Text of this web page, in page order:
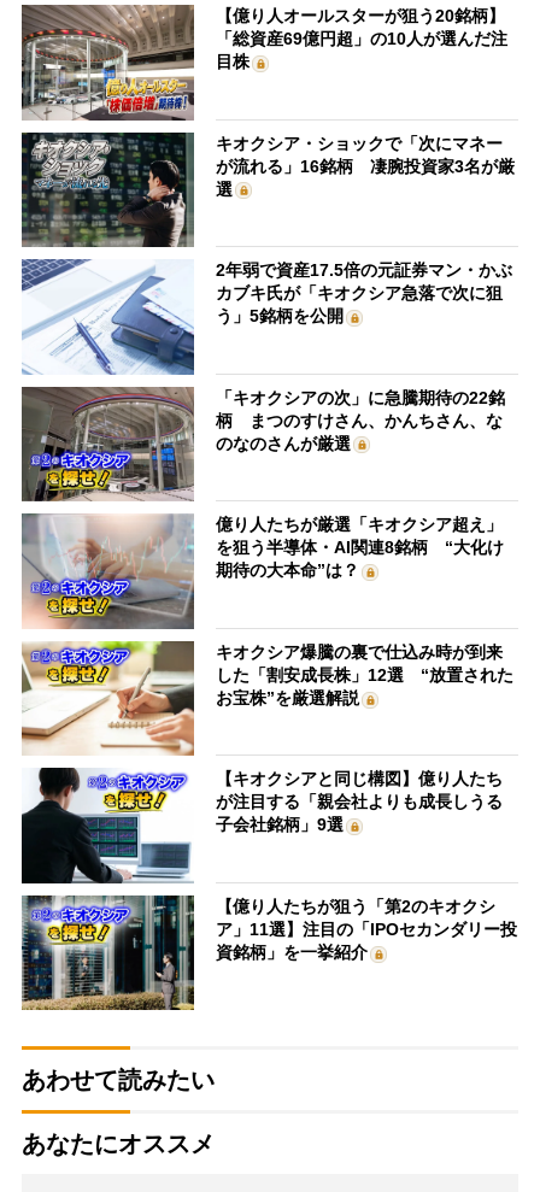
【億り人オールスターが狙う20銘柄】
「総資産69億円超」の10人が選んだ注
目株
キオクシア・ショックで「次にマネー
が流れる」16銘柄 凄腕投資家3名が厳
選
2年弱で資産17.5倍の元証券マン・かぶ
カブキ氏が「キオクシア急落で次に狙
う」5銘柄を公開
「キオクシアの次」に急騰期待の22銘
柄 まつのすけさん、かんちさん、な
のなのさんが厳選
億り人たちが厳選「キオクシア超え」
を狙う半導体・AI関連8銘柄 “大化け
期待の大本命”は？
キオクシア爆騰の裏で仕込み時が到来
した「割安成長株」12選 “放置された
お宝株”を厳選解説
【キオクシアと同じ構図】億り人たち
が注目する「親会社よりも成長しうる
子会社銘柄」9選
【億り人たちが狙う「第2のキオクシ
ア」11選】注目の「IPOセカンダリー投
資銘柄」を一挙紹介
あわせて読みたい
あなたにオススメ